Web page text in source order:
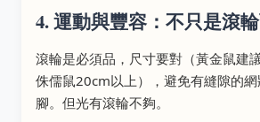
4. 運動與豐容：不只是滾
滾輪是必須品，尺寸要對（黃金鼠建
侏儒鼠20cm以上），避免有縫隙的
腳。但光有滾輪不夠。